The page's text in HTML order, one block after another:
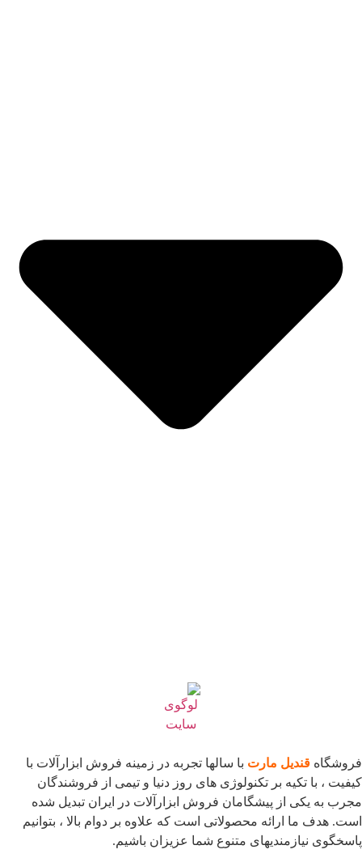
فروشگاه قندیل مارت با سالها تجربه در زمینه فروش ابزارآلات با
کیفیت ، با تکیه بر تکنولوژی های روز دنیا و تیمی از فروشندگان
مجرب به یکی از پیشگامان فروش ابزارآلات در ایران تبدیل شده
است. هدف ما ارائه محصولاتی است که علاوه بر دوام بالا ، بتوانیم
پاسخگوی نیازمندیهای متنوع شما عزیزان باشیم.